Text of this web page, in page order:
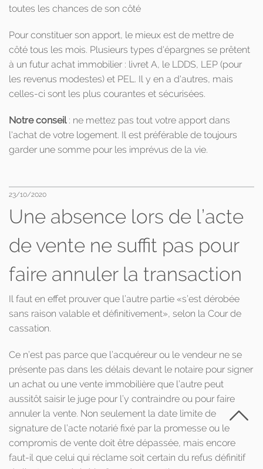
toutes les chances de son côté
Pour constituer son apport, le mieux est de mettre de
côté tous les mois. Plusieurs types d'épargnes se prêtent
à un futur achat immobilier : livret A, le LDDS, LEP (pour
les revenus modestes) et PEL. Il y en a d'autres, mais
celles-ci sont les plus courantes et sécurisées.
Notre conseil: ne mettez pas tout votre apport dans
l'achat de votre logement. Il est préférable de toujours
garder une somme pour les imprévus de la vie.
23/10/2020
Une absence lors de l’acte
de vente ne suffit pas pour
faire annuler la transaction
Il faut en effet prouver que l’autre partie «s’est dérobée
sans raison valable et définitivement», selon la Cour de
cassation.
Ce n’est pas parce que l’acquéreur ou le vendeur ne se
présente pas dans les délais devant le notaire pour signer
un achat ou une vente immobilière que l’autre peut
aussitôt saisir le juge pour l’y contraindre ou pour faire
annuler la vente. Non seulement la date limite de
signature de l’acte notarié fixé par la promesse ou le
compromis de vente doit être dépassée, mais encore
faut-il que celui qui réclame soit certain du refus définitif